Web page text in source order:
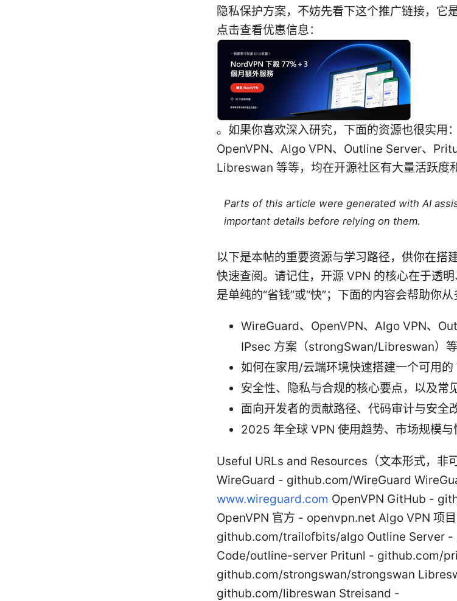
隐私保护方案，不妨先看下这个推广链接，它
点击查看优惠信息：
。如果你喜欢深入研究，下面的资源也很实用
OpenVPN、Algo VPN、Outline Server、
Libreswan 等等，均在开源社区有大量活跃度
Parts of this article were generated with AI
important details before relying on them.
以下是本帖的重要资源与学习路径，供你在搭
快速查阅。请记住，开源 VPN 的核心在于透
是单纯的“省钱”或“快”；下面的内容会帮助你
WireGuard、OpenVPN、Algo VPN、
IPsec 方案（strongSwan/Libreswan）
如何在家用/云端环境快速搭建一个可用的
安全性、隐私与合规的核心要点，以及常
面向开发者的贡献路径、代码审计与安全
2025 年全球 VPN 使用趋势、市场规模与
Useful URLs and Resources（文本形式，非
WireGuard - github.com/WireGuard
www.wireguard.com OpenVPN GitHub -
OpenVPN 官方 - openvpn.net Algo VPN 项
github.com/trailofbits/algo Outline Server
Code/outline-server Pritunl - github.com/
github.com/strongswan/strongswan
github.com/libreswan Streisand -